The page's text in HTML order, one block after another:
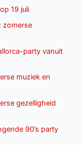
19 juli
zomerse
party vanuit
muziek en
gezelligheid
90’s party